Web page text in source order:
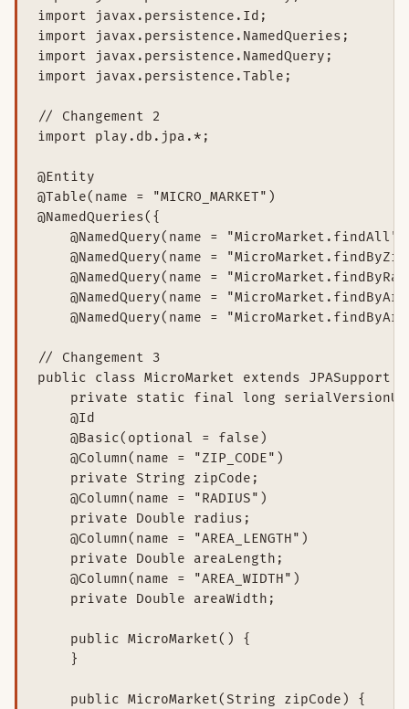
import javax.persistence.Id;
import javax.persistence.NamedQueries;
import javax.persistence.NamedQuery;
import javax.persistence.Table;
// Changement 2
import play.db.jpa.*;
@Entity
@Table(name = "MICRO_MARKET")
@NamedQueries({
@NamedQuery(name =
@NamedQuery(name =
@NamedQuery(name =
@NamedQuery(name =
@NamedQuery(name =
// Changement 3
public class MicroMarket extends JPASupport
private static final long
    @Id
    @Basic(optional = false)
    @Column(name = "ZIP_CODE")
    private String zipCode;
    @Column(name = "RADIUS")
    private Double radius;
    @Column(name = "AREA_LENGTH")
    private Double areaLength;
    @Column(name = "AREA_WIDTH")
    private Double areaWidth;
    public MicroMarket() {
    }
    public MicroMarket(String zipCode) {